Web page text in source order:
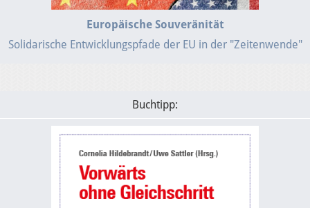
Europäische Souveränität
Solidarische Entwicklungspfade der EU in der "Zeitenwende"
Buchtipp: